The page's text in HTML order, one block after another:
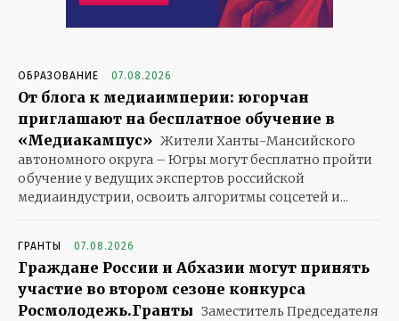
ОБРАЗОВАНИЕ 07.08.2026
От блога к медиаимперии: югорчан
приглашают на бесплатное обучение в
«Медиакампус» Жители Ханты-Мансийского
автономного округа – Югры могут бесплатно пройти
обучение у ведущих экспертов российской
медиаиндустрии, освоить алгоритмы соцсетей и...
ГРАНТЫ 07.08.2026
Граждане России и Абхазии могут принять
участие во втором сезоне конкурса
Росмолодежь.Гранты Заместитель Председателя